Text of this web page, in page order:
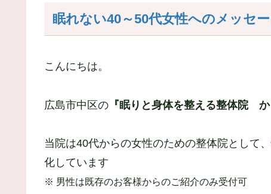
眠れない40～50代女性へのメッセ
こんにちは。
広島市中区の 『眠りと身体を整える整体院 か
当院は40代からの女性のための整体院として、
化しています
※ 男性は既存のお客様からのご紹介のみ受付可